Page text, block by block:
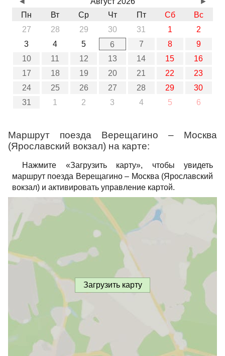
Пн
Вт Ср Чт Пт Сб
Вс
27
28 29 30 31 1
2
3
4 5 6 7 8
9
10
11 12 13 14 15
16
17
18 19 20 21 22
23
24
25 26 27 28 29
30
31
1 2 3 4 5 6
Маршрут поезда Верещагино – Москва
(Ярославский вокзал) на карте:
Нажмите «Загрузить карту», чтобы увидеть
маршрут поезда Верещагино – Москва (Ярославский
вокзал) и активировать управление картой.
Загрузить карту